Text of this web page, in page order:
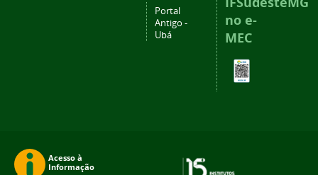
Portal
Antigo -
Ubá
no e-
MEC